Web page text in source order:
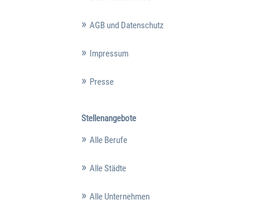
AGB und Datenschutz
Impressum
Presse
Stellenangebote
Alle Berufe
Alle Städte
Alle Unternehmen